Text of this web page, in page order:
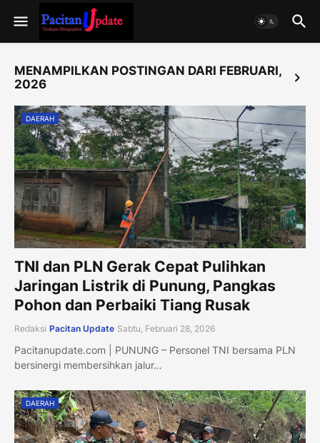
MENAMPILKAN POSTINGAN DARI FEBRUARI,
2026
DAERAH
TNI dan PLN Gerak Cepat Pulihkan
Jaringan Listrik di Punung, Pangkas
Pohon dan Perbaiki Tiang Rusak
Redaksi Pacitan Update Sabtu, Februari 28, 2026
Pacitanupdate.com | PUNUNG – Personel TNI bersama PLN
bersinergi membersihkan jalur…
DAERAH